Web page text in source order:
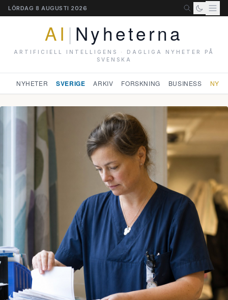
LÖRDAG 8 AUGUSTI 2026
AI | Nyheterna
ARTIFICIELL INTELLIGENS · DAGLIGA NYHETER PÅ
SVENSKA
NYHETER SVERIGE ARKIV FORSKNING BUSINESS